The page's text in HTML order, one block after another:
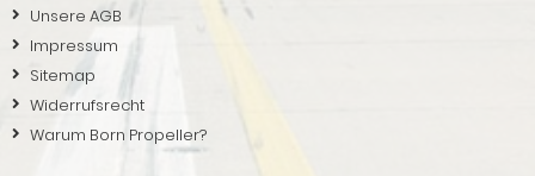
Unsere AGB
Impressum
Sitemap
Widerrufsrecht
Warum Born Propeller?